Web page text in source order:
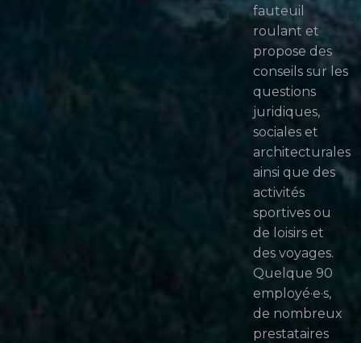
fauteuil
roulant et
propose des
conseils sur les
questions
juridiques,
sociales et
architecturales
ainsi que des
activités
sportives ou
de loisirs et
des voyages.
Quelque 90
employé·e·s,
de nombreux
prestataires